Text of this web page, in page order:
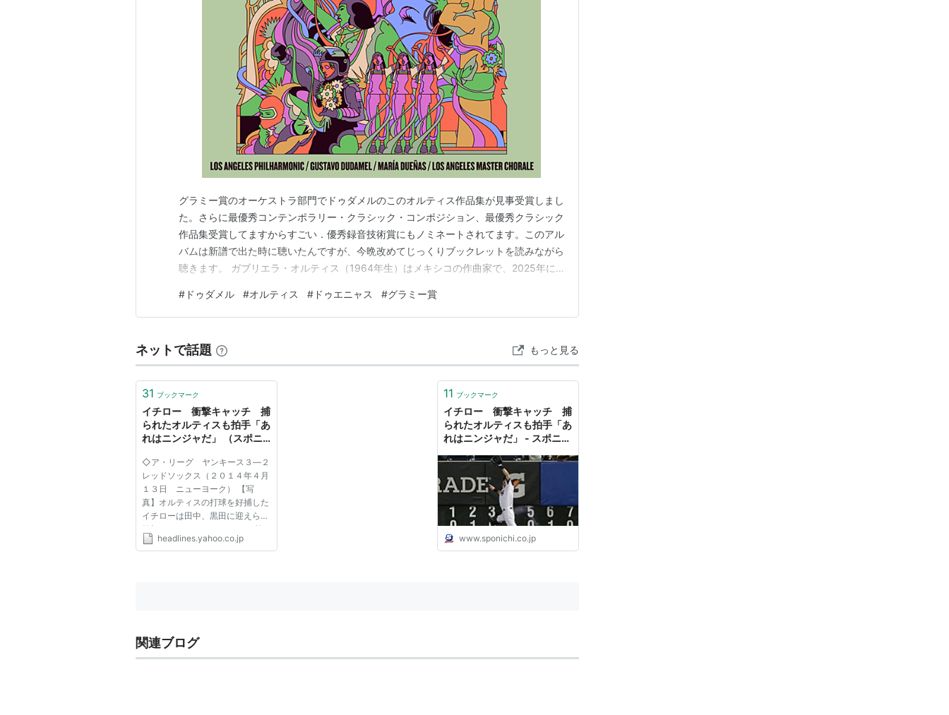
グラミー賞のオーケストラ部門でドゥダメルのこのオルティス作品集が見事受賞しまし
た。さらに最優秀コンテンポラリー・クラシック・コンポジション、最優秀クラシック
作品集受賞してますからすごい．優秀録音技術賞にもノミネートされてます。このアル
バムは新譜で出た時に聴いたんですが、今晩改めてじっくりブックレットを読みながら
聴きます。 ガブリエラ・オルティス（1964年生）はメキシコの作曲家で、2025年に
び、インディアナ大学で教えてたり、現在はメキシコ国立自治大学で教えています。女
性の作曲家ですね。 アルバムは《Altar de…
# ドゥダメル #オルティス # ドゥエニャス #グラミー賞
ネットで話題 もっと見る
31 ブックマーク
イチロー 衝撃キャッチ 捕
られたオルティスも拍手「あ
れはニンジャだ」 （スポニ
ュース
◇ア・リーグ ヤンキース３―２
レッドソックス（２０１４年４月
１３日 ニューヨーク） 【写
真】オルティスの打球を好捕した
イチローは田中、黒田に迎えられ
笑顔 ヤンキースのイチロー外
野手（４０）が１３日（日本時間
headlines.yahoo.co.jp
11 ブックマーク
イチロー 衝撃キャッチ 捕
られたオルティスも拍手「あ
れはニンジャだ」 - スポニチ
www.sponichi.co.jp
関連ブログ